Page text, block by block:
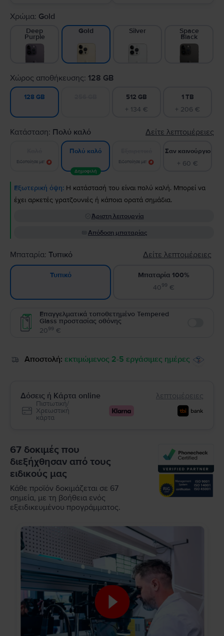
Χρώμα: Gold
Deep
Purple
Gold Silver Space
Black
Χώρος αποθήκευσης: 128 GB
128 GB 512 GB
+ 134 €
1 TB
+ 206 €
Κατάσταση: Πολύ καλό Δείτε λεπτομέρειες
Ειδοποίησε με!
Πολύ καλό
Δημοφιλή
Ειδοποίησε με!
Σαν καινούργιο
+ 60 €
Εξωτερική όψη: Η κατάστασή του είναι πολύ καλή. Μπορεί να
έχει αρκετές γρατζουνιές ή κάποια ορατά σημάδια.
Άριστη λειτουργία
Απόδοση μπαταρίας
Μπαταρία: Τυπικό Δείτε λεπτομέρειες
Τυπικό
Μπαταρία 100%
4099€
Επαγγελματικά τοποθετημένο Tempered
Glass προστασίας οθόνης
2099 €
Αποστολή: εκτιμώμενος 2-5 εργάσιμες ημέρες
Δόσεις ή Κάρτα online λεπτομέρειες
Πιστωτική/
Χρεωστική
κάρτα
67 δοκιμές που
διεξήχθησαν από τους
ειδικούς μας
Κάθε προϊόν δοκιμάζεται σε 67
σημεία, με τη βοήθεια ενός
εξειδικευμένου προγράμματος.